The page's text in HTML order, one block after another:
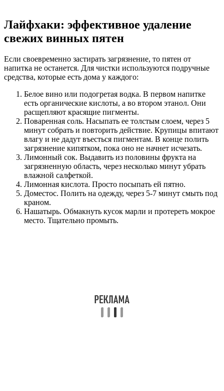
Лайфхаки: эффективное удаление
свежих винных пятен
Если своевременно застирать загрязнение, то пятен от
напитка не останется. Для чистки используются подручные
средства, которые есть дома у каждого:
Белое вино или подогретая водка. В первом напитке
есть органические кислоты, а во втором этанол. Они
расщепляют красящие пигменты.
Поваренная соль. Насыпать ее толстым слоем, через 5
минут собрать и повторить действие. Крупицы впитают
влагу и не дадут въесться пигментам. В конце полить
загрязнение кипятком, пока оно не начнет исчезать.
Лимонный сок. Выдавить из половины фрукта на
загрязненную область, через несколько минут убрать
влажной салфеткой.
Лимонная кислота. Просто посыпать ей пятно.
Доместос. Полить на одежду, через 5-7 минут смыть под
краном.
Нашатырь. Обмакнуть кусок марли и протереть мокрое
место. Тщательно промыть.